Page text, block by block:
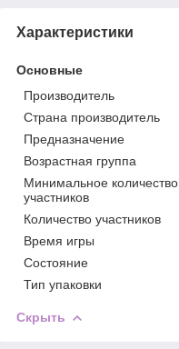
Характеристики
Основные
Производитель
Страна производитель
Предназначение
Возрастная группа
Минимальное количество
участников
Количество участников
Время игры
Состояние
Тип упаковки
Скрыть